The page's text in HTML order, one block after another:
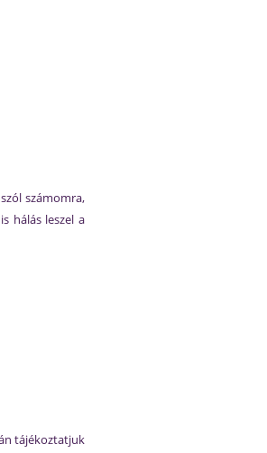
számomra,
hálás leszel a
tájékoztatjuk